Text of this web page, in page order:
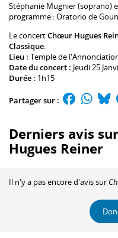
Stéphanie Mugnier(soprano)
programme : Oratorio de
Le concertChœur Hugues
Classique.
Lieu : Temple de
Date du concert : Jeudi 25
Durée : 1h15
Partager sur :
Derniers avis
Hugues Reiner
Il n'y a pas encore d'avis sur